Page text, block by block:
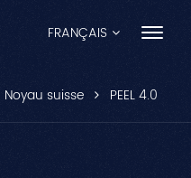
FRANÇAIS
Noyau suisse PEEL 4.0